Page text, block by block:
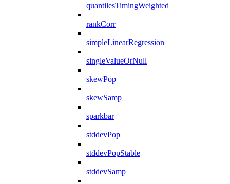
quantilesTimingWeighted
rankCorr
simpleLinearRegression
singleValueOrNull
skewPop
skewSamp
sparkbar
stddevPop
stddevPopStable
stddevSamp